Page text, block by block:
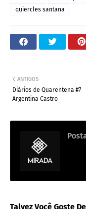
quiercles santana
ANTIGOS
Diários de Quarentena #7
Argentina Castro
Talvez Você Goste